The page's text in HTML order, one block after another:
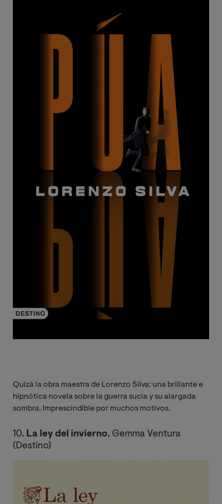
Quizá la obra maestra de Lorenzo Silva: una brillante e
hipnótica novela sobre la guerra sucia y su alargada
sombra. Imprescindible por muchos motivos.
10. La ley del invierno, Gemma Ventura
(Destino)